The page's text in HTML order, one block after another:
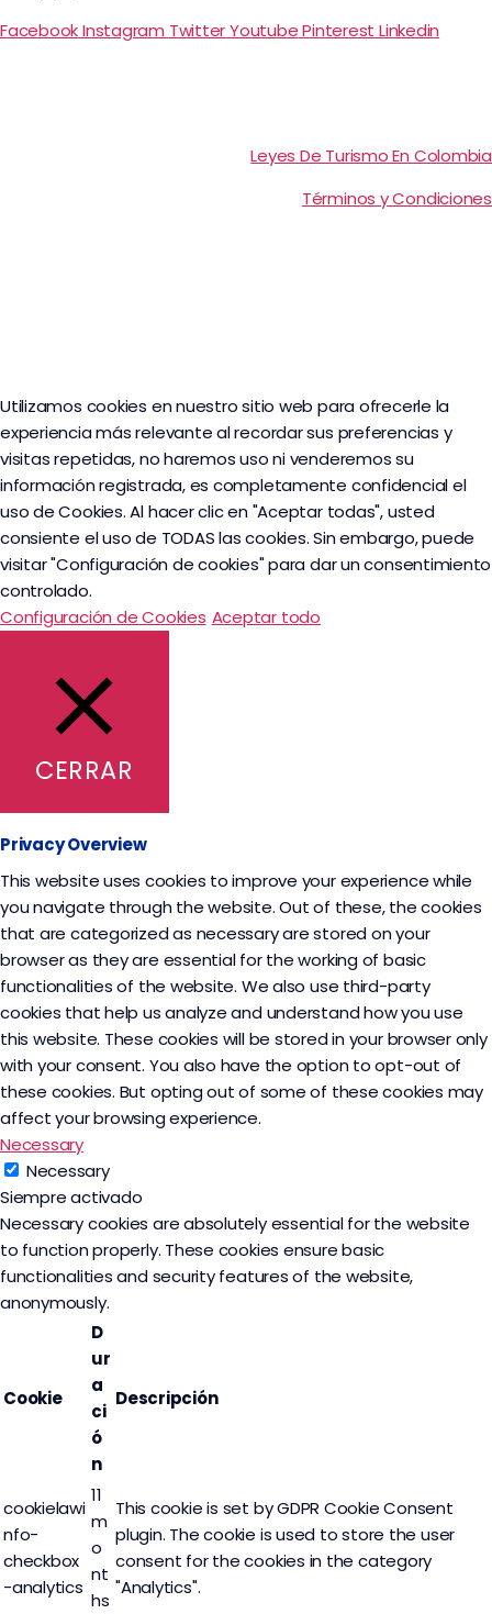
FacebookInstagram TwitterYoutubePinterest Linkedin
Leyes De Turismo En Colombia
Términos y Condiciones
Utilizamos cookies en nuestro sitio web para ofrecerle la
experiencia más relevante al recordar sus preferencias y
visitas repetidas, no haremos uso ni venderemos su
información registrada, es completamente confidencial el
uso de Cookies. Al hacer clic en "Aceptar todas", usted
consiente el uso de TODAS las cookies. Sin embargo, puede
visitar "Configuración de cookies" para dar un consentimiento
controlado.
Configuración de Cookies Aceptar todo
CERRAR
Privacy Overview
This website uses cookies to improve your experience while
you navigate through the website. Out of these, the cookies
that are categorized as necessary are stored on your
browser as they are essential for the working of basic
functionalities of the website. We also use third-party
cookies that help us analyze and understand how you use
this website. These cookies will be stored in your browser only
with your consent. You also have the option to opt-out of
these cookies. But opting out of some of these cookies may
affect your browsing experience.
Necessary
Necessary
Siempre activado
Necessary cookies are absolutely essential for the website
to function properly. These cookies ensure basic
functionalities and security features of the website,
anonymously.
Cookie
D
ur
a
ci
ó
n
Descripción
cookielawi
nfo-
checkbox
-analytics
11
m
o
nt
hs
This cookie is set by GDPR Cookie Consent
plugin. The cookie is used to store the user
consent for the cookies in the category
"Analytics".